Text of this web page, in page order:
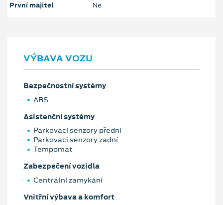
První majitel Ne
VÝBAVA VOZU
Bezpečnostní systémy
ABS
Asistenční systémy
Parkovací senzory přední
Parkovací senzory zadní
Tempomat
Zabezpečení vozidla
Centrální zamykání
Vnitřní výbava a komfort